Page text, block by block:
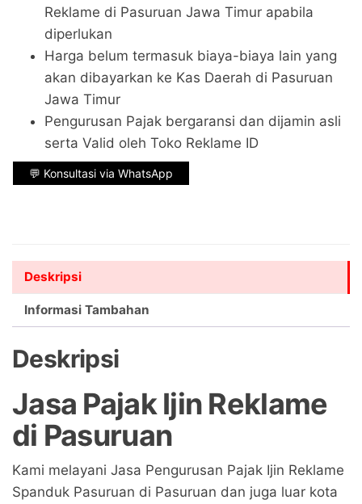
Reklame di Pasuruan Jawa Timur apabila
diperlukan
Harga belum termasuk biaya-biaya lain yang
akan dibayarkan ke Kas Daerah di Pasuruan
Jawa Timur
Pengurusan Pajak bergaransi dan dijamin asli
serta Valid oleh Toko Reklame ID
💬 Konsultasi via WhatsApp
Deskripsi
Informasi Tambahan
Deskripsi
Jasa Pajak Ijin Reklame
di Pasuruan
Kami melayani Jasa Pengurusan Pajak Ijin Reklame
Spanduk Pasuruan di Pasuruan dan juga luar kota